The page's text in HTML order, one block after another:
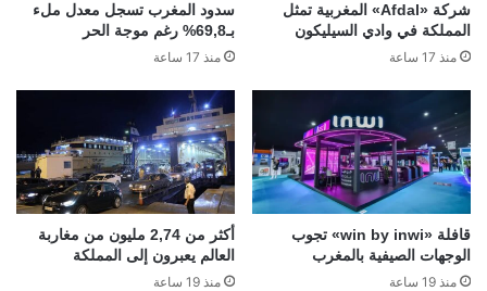
شركة «Afdal» المغربية تمثل
المملكة في وادي السيليكون
منذ 17 ساعة
سدود المغرب تسجل معدل ملء
بـ69,8% رغم موجة الحر
منذ 17 ساعة
قافلة «win by inwi» تجوب
الوجهات الصيفية بالمغرب
منذ 19 ساعة
أكثر من 2,74 مليون من مغاربة
العالم يعبرون إلى المملكة
منذ 19 ساعة